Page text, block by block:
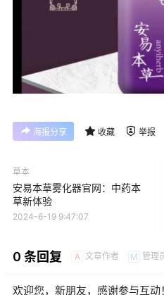
海报分享 收藏 举报
草本
安易本草雾化器官网：中药本
草新体验
2024-6-19 9:47:07
0 条回复 A 文章作者 M 管理
欢迎您，新朋友，感谢参与互动！